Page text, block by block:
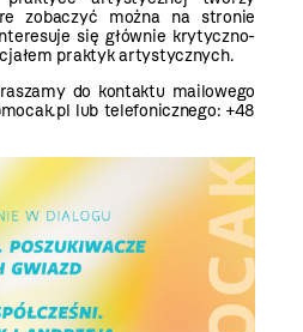
zobaczyć można na stronie
się głównie krytyczno-
praktyk artystycznych.
do kontaktu mailowego
lub telefonicznego: +48